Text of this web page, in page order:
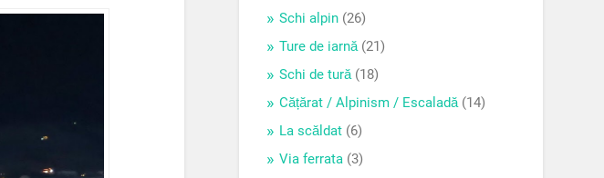
Schi alpin (26)
Ture de iarnă(21)
Schi de tură(18)
Cățărat / Alpinism / Escaladă(14)
La scăldat (6)
Via ferrata (3)